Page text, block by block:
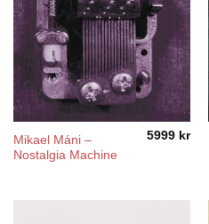
Mikael Máni –
Nostalgia Machine
5999 kr